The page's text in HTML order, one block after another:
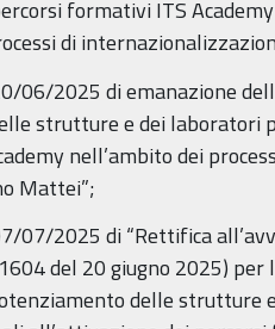
formativi ITS
di
2025 di emanazione
strutture e dei laboratori
nell’ambito dei
Mattei”;
2025 di “Rettifica
del 20 giugno 2025)
delle strutture